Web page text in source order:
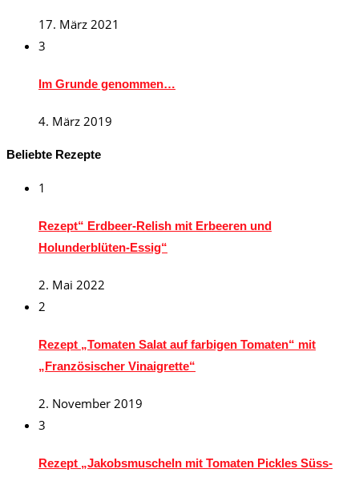
17. März 2021
3
Im Grunde genommen…
4. März 2019
Beliebte Rezepte
1
Rezept“ Erdbeer-Relish mit Erbeeren und
Holunderblüten-Essig“
2. Mai 2022
2
Rezept „Tomaten Salat auf farbigen Tomaten“ mit
„Französischer Vinaigrette“
2. November 2019
3
Rezept „Jakobsmuscheln mit Tomaten Pickles Süss-